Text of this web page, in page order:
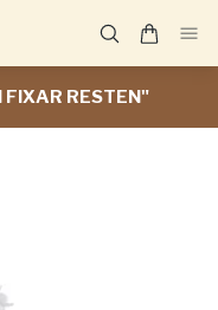
FIXAR RESTEN"